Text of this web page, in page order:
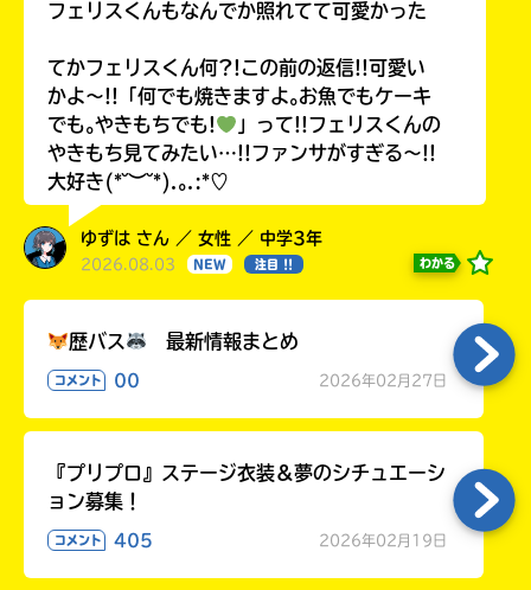
フェリスくんもなんでか照れてて可愛かった
てかフェリスくん何?!この前の返信!!可愛い
かよ〜!!「何でも焼きますよ｡お魚でもケーキ
でも｡やきもちでも!
」って!!フェリスくんの
やきもち見てみたい…!!ファンサがすぎる〜!!
大好き(*˘︶˘*).｡.:*♡
ゆずは さん ／ 女性 ／ 中学3年
2026.08.03 NEW 注目 !! わかる
歴バス 最新情報まとめ
コメント 00 2026年02月27日
『プリプロ』ステージ衣装＆夢のシチュエーシ
ョン募集！
コメント 405 2026年02月19日